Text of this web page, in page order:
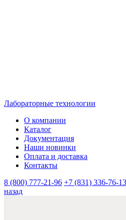
Лабораторные технологии
О компании
Каталог
Документация
Наши новинки
Оплата и доставка
Контакты
8 (800) 777-21-96 +7 (831) 336-76-13
назад